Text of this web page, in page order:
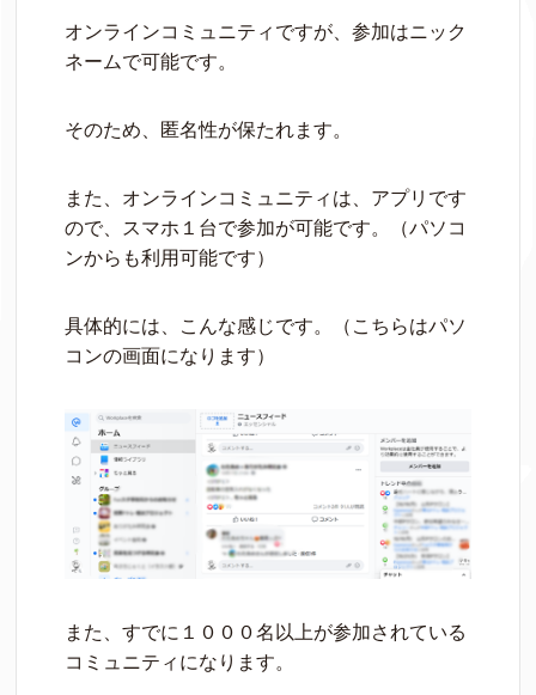
オンラインコミュニティですが、参加はニック
ネームで可能です。
そのため、匿名性が保たれます。
また、オンラインコミュニティは、アプリです
ので、スマホ１台で参加が可能です。（パソコ
ンからも利用可能です）
具体的には、こんな感じです。（こちらはパソ
コンの画面になります）
また、すでに１０００名以上が参加されている
コミュニティになります。